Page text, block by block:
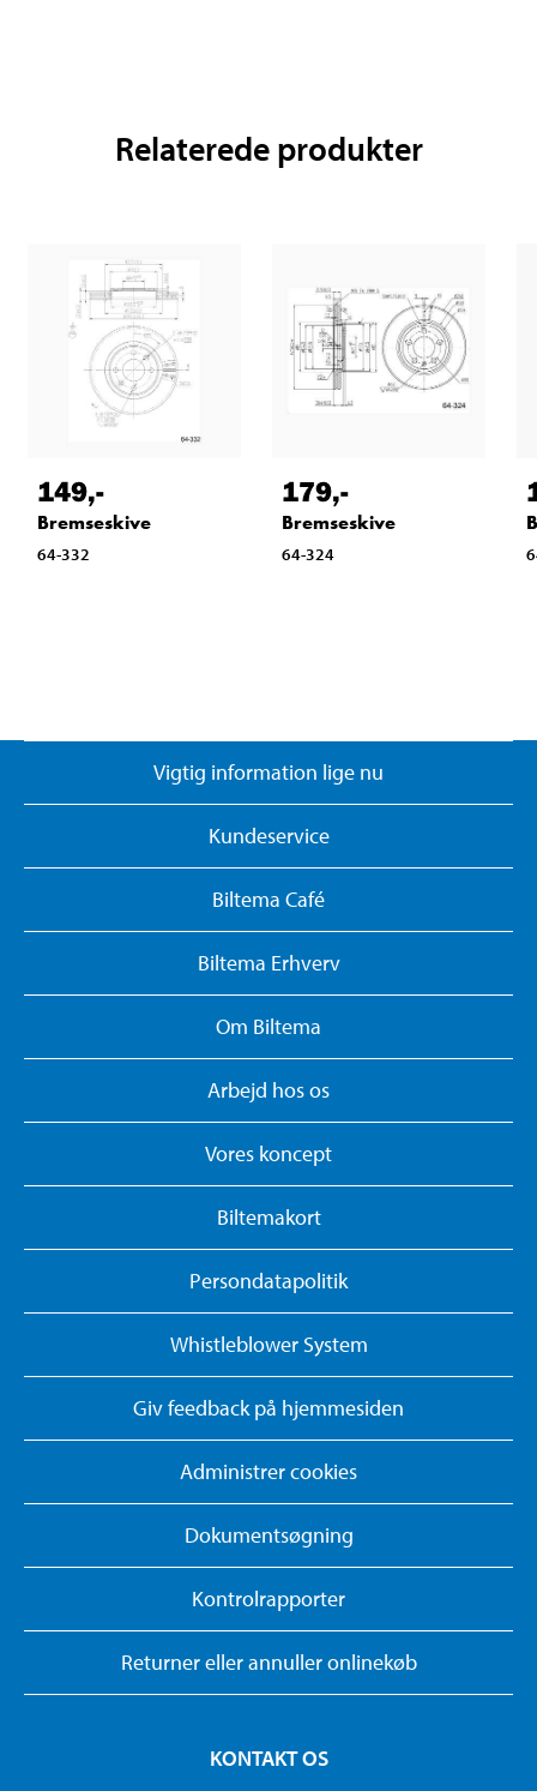
Relaterede produkter
149,-
Bremseskive
64-332
179,-
Bremseskive
64-324
Vigtig information lige nu
Kundeservice
Biltema Café
Biltema Erhverv
Om Biltema
Arbejd hos os
Vores koncept
Biltemakort
Persondatapolitik
Whistleblower System
Giv feedback på hjemmesiden
Administrer cookies
Dokumentsøgning
Kontrolrapporter
Returner eller annuller onlinekøb
KONTAKT OS